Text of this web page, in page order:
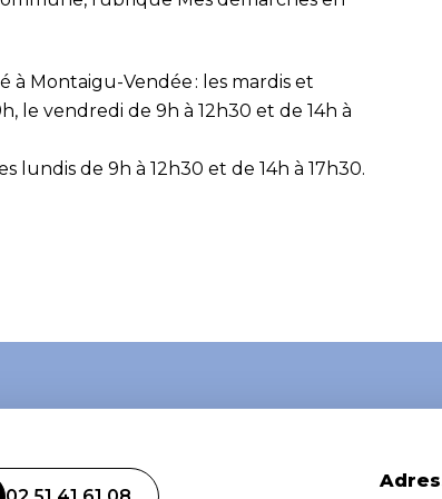
à Montaigu-Vendée : les mardis et
le vendredi de 9h à 12h30 et de 14h à
lundis de 9h à 12h30 et de 14h à 17h30.